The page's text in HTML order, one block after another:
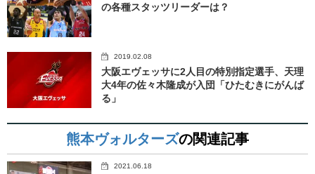
の各種スタッツリーダーは？
2019.02.08
大阪エヴェッサに2人目の特別指定選手、天理
大4年の佐々木隆成が入団「ひたむきにがんば
る」
熊本ヴォルターズの関連記事
2021.06.18